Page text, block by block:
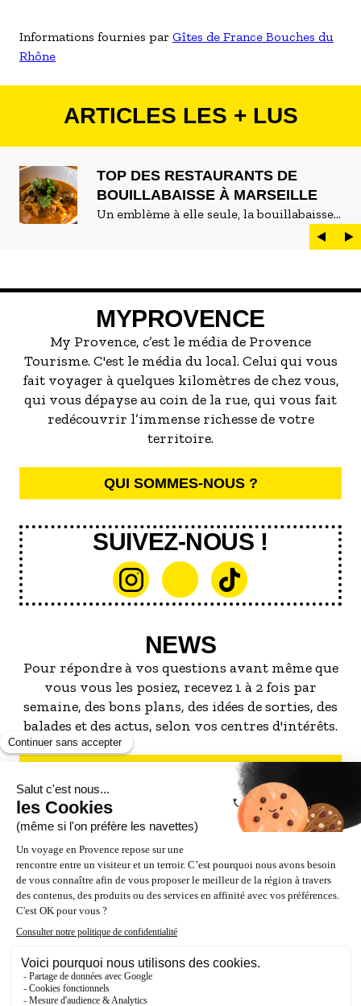
Informations fournies par Gîtes de France Bouches du
Rhône
ARTICLES LES + LUS
TOP DES RESTAURANTS DE
BOUILLABAISSE À MARSEILLE
Un emblème à elle seule, la bouillabaisse
est LE plat marseillais par excellence. On
peut d'ailleurs vite être submergé·e par la
servir la meilleure...
MYPROVENCE
My Provence, c’est le média de Provence
Tourisme. C'est le média du local. Celui qui vous
fait voyager à quelques kilomètres de chez vous,
qui vous dépayse au coin de la rue, qui vous fait
redécouvrir l’immense richesse de votre
territoire.
QUI SOMMES-NOUS ?
SUIVEZ-NOUS !
NEWS
Pour répondre à vos questions avant même que
vous vous les posiez, recevez 1 à 2 fois par
semaine, des bons plans, des idées de sorties, des
balades et des actus, selon vos centres d'intérêts.
S'INSCRIRE À LA NEWSLETTER
NOS PARTENAIRES
ESPACE PRO / PRESSE